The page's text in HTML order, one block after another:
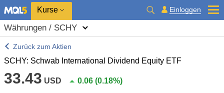
Kurse Einloggen
Währungen / SCHY
Zurück zum Aktien
SCHY: Schwab International Dividend Equity ETF
33.43 USD 0.06 (0.18%)